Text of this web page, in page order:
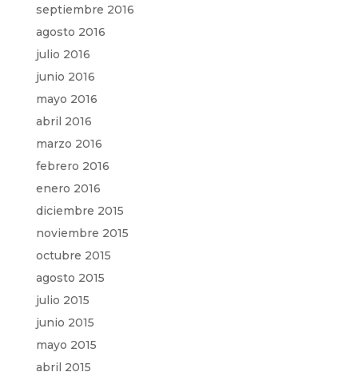
septiembre 2016
agosto 2016
julio 2016
junio 2016
mayo 2016
abril 2016
marzo 2016
febrero 2016
enero 2016
diciembre 2015
noviembre 2015
octubre 2015
agosto 2015
julio 2015
junio 2015
mayo 2015
abril 2015